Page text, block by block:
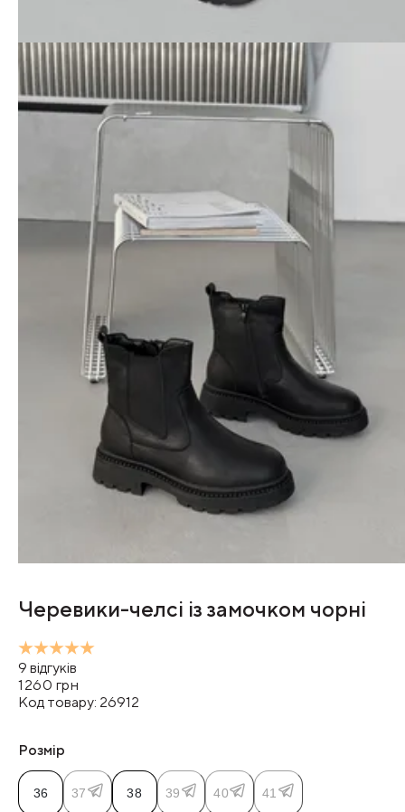
Черевики-челсі із замочком чорні
9 відгуків
1260 грн
Код товару: 26912
Розмір
36 37 38 39 40 41